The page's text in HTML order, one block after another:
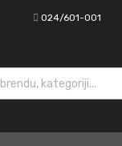
024/601-001